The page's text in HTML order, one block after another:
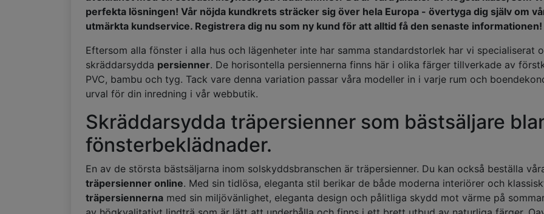
perfekta lösningen! Vår nöjda kundkrets sträcker sig över hela Europa - övertyga dig själv om
utmärkta kundservice. Registrera dig nu som ny kund för att alltid få den senaste informationen!
Eftersom alla fönster i alla hus och lägenheter inte har samma standardstorlek har vi specialiserat
skräddarsydda persienner. De horisontella persiennerna finns här i olika färger tillverkade av
PVC, bambu och tyg. Tack vare denna variation passar våra modeller in i varje rum och
urval för din inredning i vår webbutik.
Skräddarsydda träpersienner som bästsäljare
fönsterbeklädnader.
En av de största bästsäljarna inom solskyddsbranschen är träpersienner. Du kan också beställa
träpersienner online. Med sin tidlösa, eleganta stil berikar de både moderna interiörer och
träpersiennerna med sin miljövänlighet, eleganta design och pålitliga skydd mot värme på